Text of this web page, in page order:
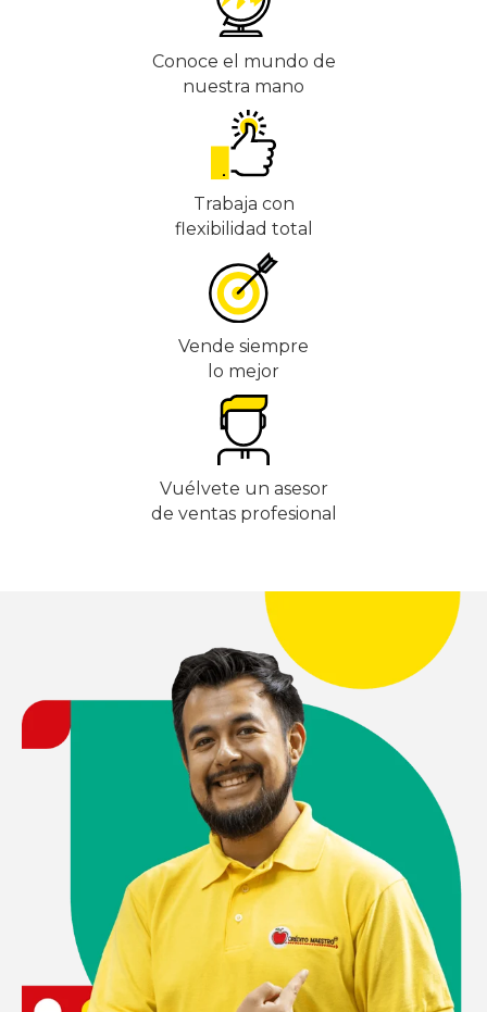
Conoce el mundo de
nuestra mano
Trabaja con
flexibilidad total
Vende siempre
lo mejor
Vuélvete un asesor
de ventas profesional